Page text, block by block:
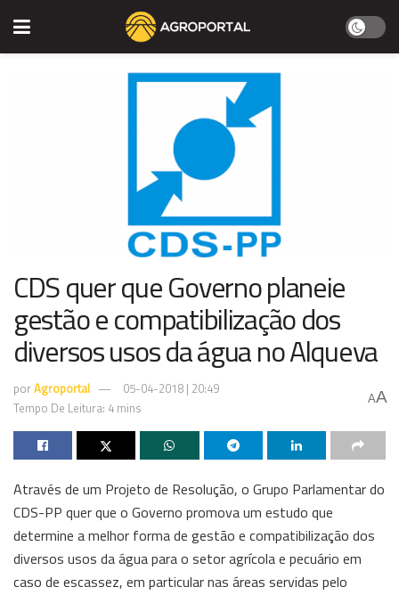
CDS quer que Governo planeie
gestão e compatibilização dos
diversos usos da água no Alqueva
porAgroportal
05-04-2018 | 20:49
Tempo De Leitura: 4 mins
AA
Através de um Projeto de Resolução, o Grupo Parlamentar do
CDS-PP quer que o Governo promova um estudo que
determine a melhor forma de gestão e compatibilização dos
diversos usos da água para o setor agrícola e pecuário em
caso de escassez, em particular nas áreas servidas pelo